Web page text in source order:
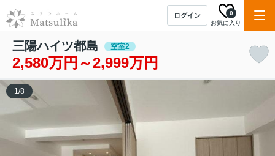
ログイン
お気に入り
0
三陽ハイツ都島 空室2
2,580万円～2,999万円
1/8